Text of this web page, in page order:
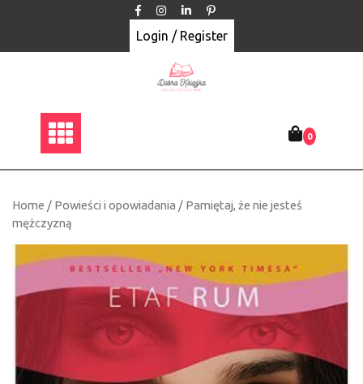
Login / Register
0
Home / Powieści i opowiadania / Pamiętaj, że nie jesteś
mężczyzną